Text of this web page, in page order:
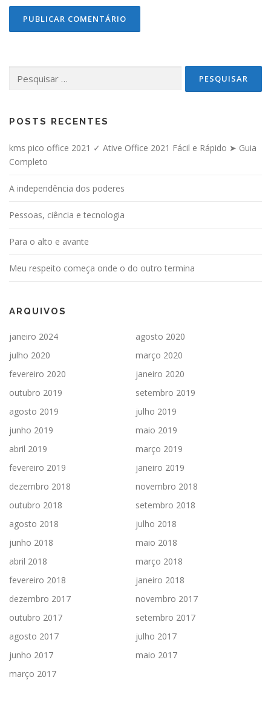
POSTS RECENTES
kms pico office 2021 ✓ Ative Office 2021 Fácil e Rápido ➤ Guia
Completo
A independência dos poderes
Pessoas, ciência e tecnologia
Para o alto e avante
Meu respeito começa onde o do outro termina
ARQUIVOS
janeiro 2024
agosto 2020
julho 2020
março 2020
fevereiro 2020
janeiro 2020
outubro 2019
setembro 2019
agosto 2019
julho 2019
junho 2019
maio 2019
abril 2019
março 2019
fevereiro 2019
janeiro 2019
dezembro 2018
novembro 2018
outubro 2018
setembro 2018
agosto 2018
julho 2018
junho 2018
maio 2018
abril 2018
março 2018
fevereiro 2018
janeiro 2018
dezembro 2017
novembro 2017
outubro 2017
setembro 2017
agosto 2017
julho 2017
junho 2017
maio 2017
março 2017